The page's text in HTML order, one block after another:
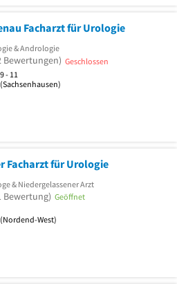
Facharzt für Urologie
& Andrologie
5 Sternen
Bewertungen) Geschlossen
- 11
(Sachsenhausen)
Facharzt für Urologie
& Niedergelassener Arzt
5 Sternen
Bewertung) Geöffnet
(Nordend-West)